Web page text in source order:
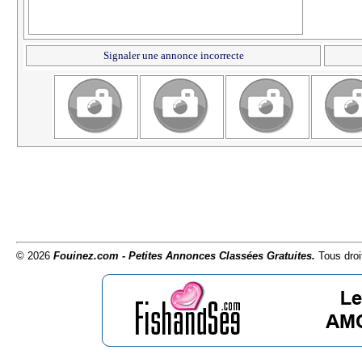
Signaler une annonce incorrecte
© 2026 Fouinez.com - Petites Annonces Classées Gratuites. Tous